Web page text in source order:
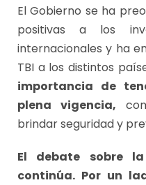
El Gobierno se ha
positivas a los
internacionales y ha
TBI a los distintos
importancia de
plena vigencia,
brindar seguridad y
El debate sobre
continúa. Por un